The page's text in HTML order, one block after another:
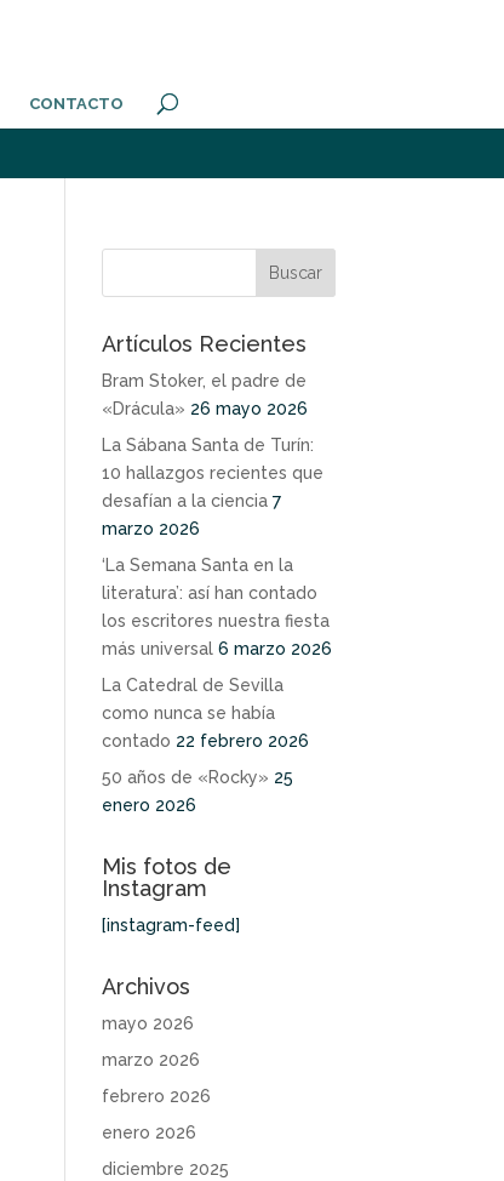
CONTACTO
Artículos Recientes
Bram Stoker, el padre de
«Drácula» 26 mayo 2026
La Sábana Santa de Turín:
10 hallazgos recientes que
desafían a la ciencia 7
marzo 2026
‘La Semana Santa en la
literatura’: así han contado
los escritores nuestra fiesta
más universal 6 marzo 2026
La Catedral de Sevilla
como nunca se había
contado 22 febrero 2026
50 años de «Rocky» 25
enero 2026
Mis fotos de
Instagram
[instagram-feed]
Archivos
mayo 2026
marzo 2026
febrero 2026
enero 2026
diciembre 2025